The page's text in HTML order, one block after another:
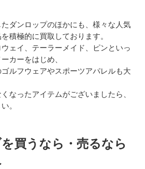
ダンロップのほかにも、様々な人気
積極的に買取しております。
ェイ、テーラーメイド、ピンといっ
カーをはじめ、
ルフウェアやスポーツアパレルも大
なったアイテムがございましたら、
。
買うなら・売るなら